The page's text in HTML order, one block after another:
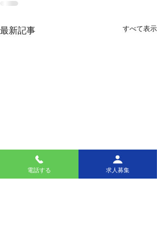
最新記事 すべて表示
電話する 求人募集